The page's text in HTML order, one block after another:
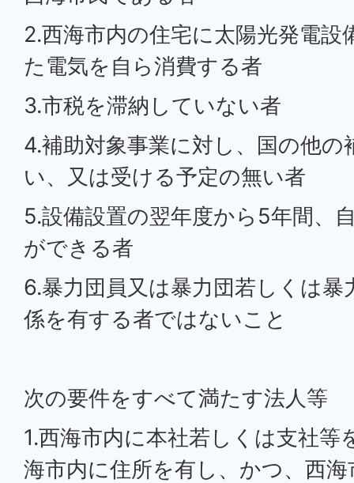
2.西海市内の住宅に太陽光発電設
た電気を自ら消費する者
3.市税を滞納していない者
4.補助対象事業に対し、国の他
い、又は受ける予定の無い者
5.設備設置の翌年度から5年間、
ができる者
6.暴力団員又は暴力団若しくは暴
係を有する者ではないこと
次の要件をすべて満たす法人等
1.西海市内に本社若しくは支社等
海市内に住所を有し、かつ、西